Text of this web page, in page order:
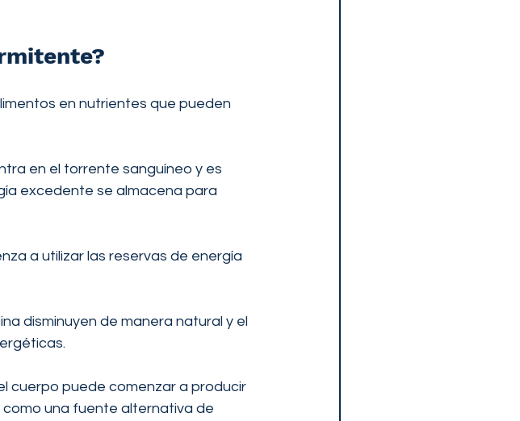
en nutrientes que pueden
en el torrente sanguíneo y es
excedente se almacena para
a utilizar las reservas de energía
disminuyen de manera natural y el
cuerpo puede comenzar a producir
una fuente alternativa de